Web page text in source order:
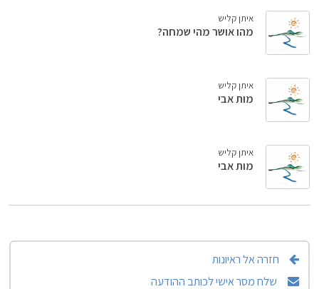
איתן קליש
מהו אושר מהי שמחה?
איתן קליש
מות אבי
איתן קליש
מות אבי
חזרה אל ראיונות
שלח מסר אישי לכותב ההודעה